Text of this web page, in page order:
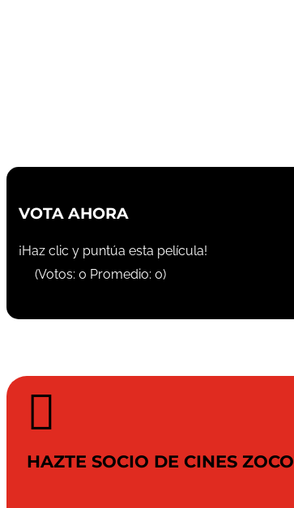
VOTA AHORA
¡Haz clic y puntúa esta película!
(Votos: 0 Promedio: 0)

HAZTE SOCIO DE CINES ZOCO